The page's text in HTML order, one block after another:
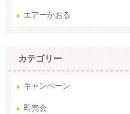
エアーかおる
カテゴリー
キャンペーン
即売会